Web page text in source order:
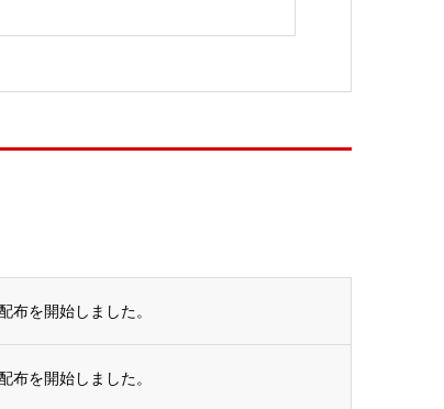
布を開始しました。
布を開始しました。